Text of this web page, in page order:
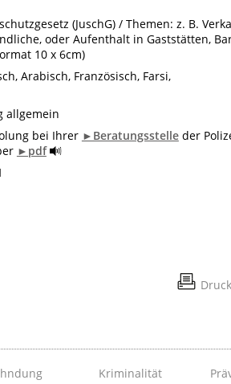
(JuschG) / Themen: z. B.
oder Aufenthalt in Gaststätten,
10 x 6cm)
Arabisch, Französisch, Farsi,
allgemein
bei Ihrer ►Beratungsstelleder
►pdf
Kriminalität